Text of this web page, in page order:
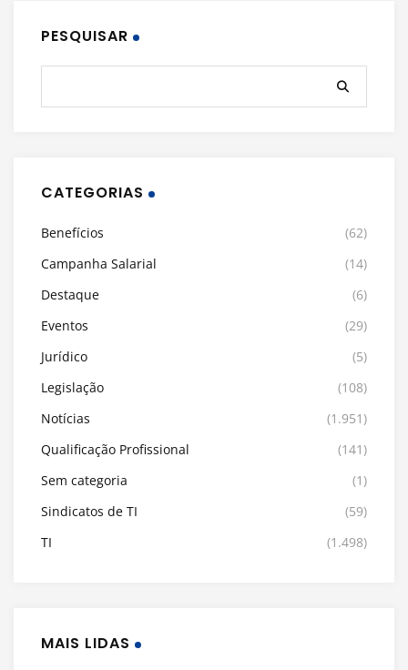
PESQUISAR
CATEGORIAS
Benefícios
(62)
Campanha Salarial
(14)
Destaque
(6)
Eventos
(29)
Jurídico
(5)
Legislação
(108)
Notícias
(1.951)
Qualificação Profissional
(141)
Sem categoria
(1)
Sindicatos de TI
(59)
TI
(1.498)
MAIS LIDAS